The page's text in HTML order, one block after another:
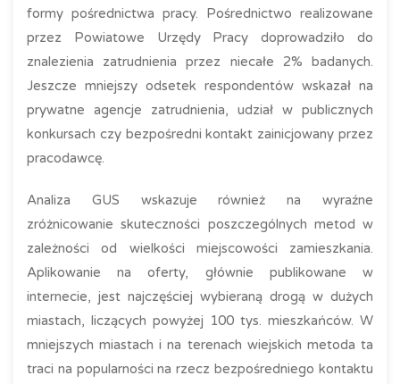
formy pośrednictwa pracy. Pośrednictwo realizowane
przez Powiatowe Urzędy Pracy doprowadziło do
znalezienia zatrudnienia przez niecałe 2% badanych.
Jeszcze mniejszy odsetek respondentów wskazał na
prywatne agencje zatrudnienia, udział w publicznych
konkursach czy bezpośredni kontakt zainicjowany przez
pracodawcę.
Analiza GUS wskazuje również na wyraźne
zróżnicowanie skuteczności poszczególnych metod w
zależności od wielkości miejscowości zamieszkania.
Aplikowanie na oferty, głównie publikowane w
internecie, jest najczęściej wybieraną drogą w dużych
miastach, liczących powyżej 100 tys. mieszkańców. W
mniejszych miastach i na terenach wiejskich metoda ta
traci na popularności na rzecz bezpośredniego kontaktu